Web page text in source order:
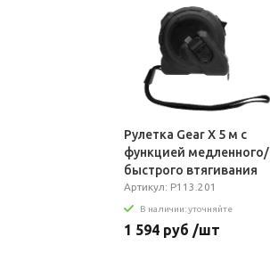
Рулетка Gear X 5 м с
функцией медленного/
быстрого втягивания
Артикул: P113.201
В наличии: уточняйте
1 594 руб /шт